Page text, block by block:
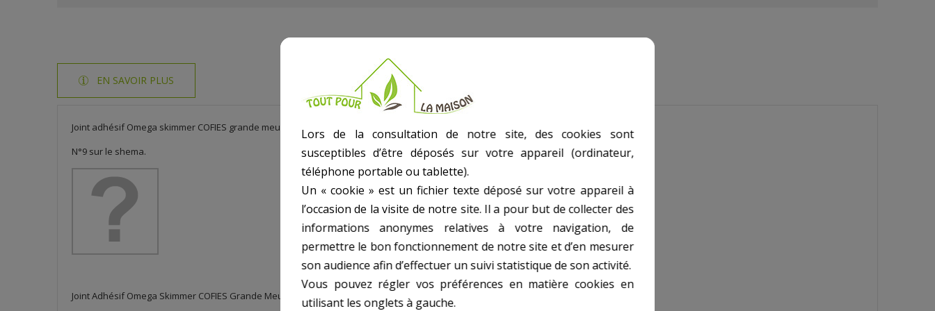
EN SAVOIR PLUS
Joint adhésif Omega skimmer COFIES grande meurtrière.
N°9 sur le shema.
Joint Adhésif Omega Skimmer COFIES Grande Meurtrière, SKO412
Lors de la consultation de notre site, des cookies sont
susceptibles d’être déposés sur votre appareil (ordinateur,
téléphone portable ou tablette).
Un « cookie » est un fichier texte déposé sur votre appareil à
l’occasion de la visite de notre site. Il a pour but de collecter des
informations anonymes relatives à votre navigation, de
permettre le bon fonctionnement de notre site et d’en mesurer
son audience afin d’effectuer un suivi statistique de son activité.
Vous pouvez régler vos préférences en matière cookies en
utilisant les onglets à gauche.